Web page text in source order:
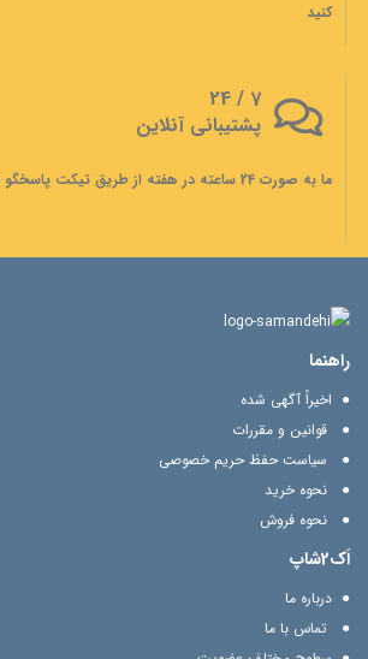
کنید
7 / 24
پشتیبانی آنلاین
ما به صورت 24 ساعته در هفته از طریق تیکت پاسخگو شما هستیم
راهنما
اخیراً آگهی شده
قوانین و مقررات
سیاست حفظ حریم خصوصی
نحوه خرید
نحوه فروش
اَک2شاپ
درباره ما
تماس با ما